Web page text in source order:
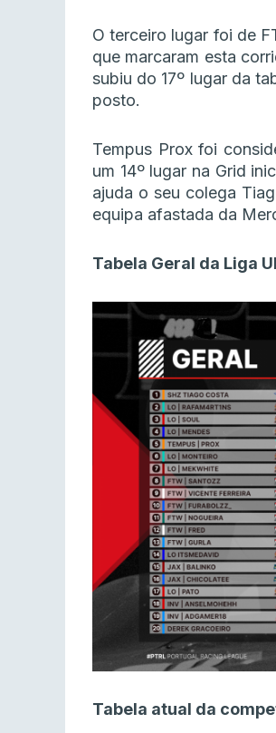
O terceiro lugar foi de
que marcaram esta
subiu do 17º lugar da
posto.
Tempus Prox foi
um 14º lugar na Grid
ajuda o seu colega
equipa afastada da
Tabela Geral da Liga
Tabela atual da